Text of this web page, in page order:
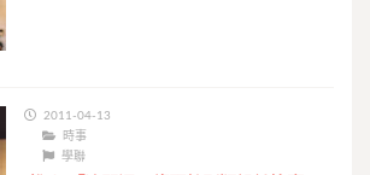
2011-04-13
時事
學聯